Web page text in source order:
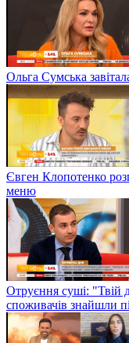
Ольга Сумська
Євген Клопотенко
меню
Отруєння суші: "Твій
споживачів знайшли